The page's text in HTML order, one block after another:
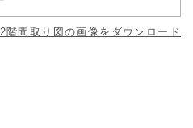
2階間取り図の画像をダウンロード